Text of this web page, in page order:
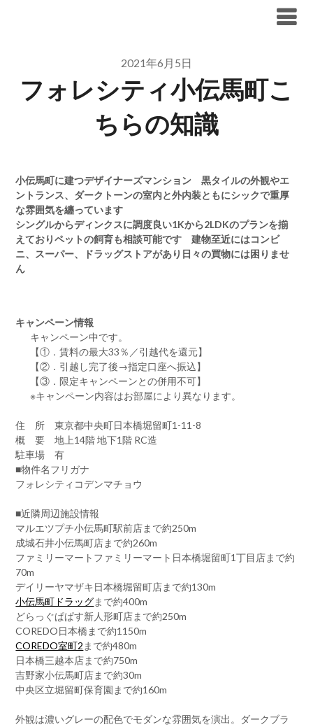
2021年6月5日
フォレシティ小伝馬町こ
ちらの知識
小伝馬町に建つデザイナーズマンション 黒タイルの外観やエ
ントランス、ダークトーンの室内と外内装ともにシックで重厚
な雰囲気を纏っています
シングルからディンクスに調度良い1Kから2LDKのプランを揃
えておりペットの飼育も相談可能です 建物至近にはコンビ
ニ、スーパー、ドラッグストアがあり日々の買物には困りませ
ん
キャンペーン情報
キャンペーン中です。
【①．賃料の最大33％／引越代を還元】
【②．引越し完了後→指定口座へ振込】
【③．限定キャンペーンとの併用不可】
※キャンペーン内容はお部屋により異なります。
住 所 東京都中央町日本橋堀留町1-11-8
概 要 地上14階 地下1階 RC造
駐車場 有
■物件名フリガナ
フォレシティコデンマチョウ
■近隣周辺施設情報
マルエツプチ小伝馬町駅前店まで約250m
成城石井小伝馬町店まで約260m
ファミリーマートファミリーマート日本橋堀留町1丁目店まで約
70m
デイリーヤマザキ日本橋堀留町店まで約130m
小伝馬町ドラッグまで約400m
どらっぐぱぱす新人形町店まで約250m
COREDO日本橋まで約1150m
COREDO室町2 まで約480m
日本橋三越本店まで約750m
吉野家小伝馬町店まで約30m
中央区立堀留町保育園まで約160m
外観は濃いグレーの配色でモダンな雰囲気を演出。ダークブラ